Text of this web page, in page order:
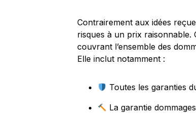
Contrairement aux idées
risques à un prix
couvrant l’ensemble des
Elle inclut notamment :
Toutes les garanties
La garantie